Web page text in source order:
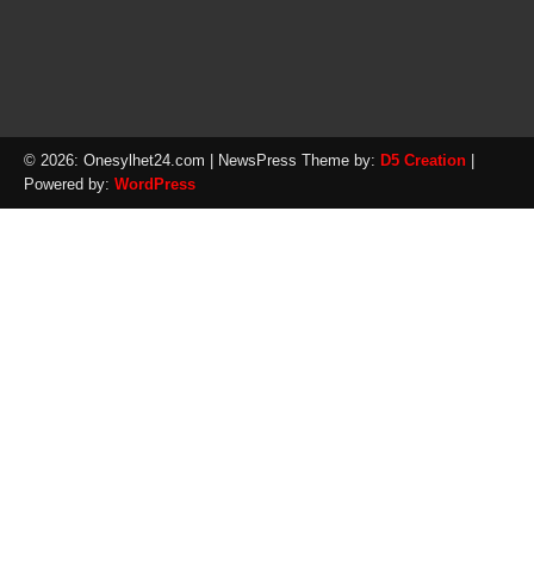
© 2026: Onesylhet24.com | NewsPress Theme by: D5 Creation
Powered by: WordPress